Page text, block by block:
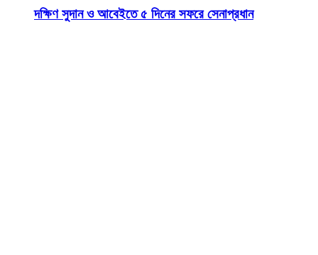
দক্ষিণ সুদান ও আবেইতে ৫ দিনের সফরে সেনাপ্রধান